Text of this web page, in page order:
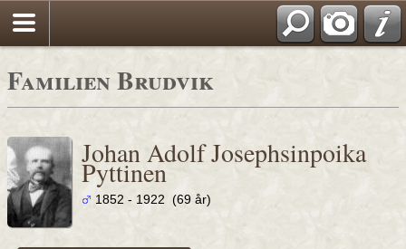
Familien Brudvik
Johan Adolf Josephsinpoika
Pyttinen
1852 - 1922 (69 år)